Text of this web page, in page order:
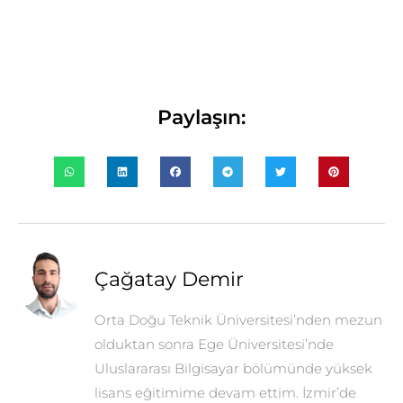
Paylaşın:
Çağatay Demir
Orta Doğu Teknik Üniversitesi’nden mezun
olduktan sonra Ege Üniversitesi’nde
Uluslararası Bilgisayar bölümünde yüksek
lisans eğitimime devam ettim. İzmir’de